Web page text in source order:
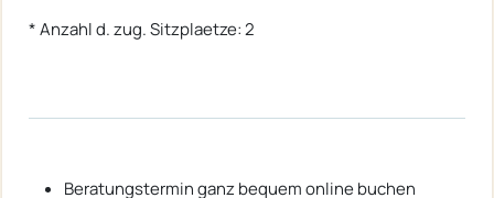
* Anzahl d. zug. Sitzplaetze: 2
Beratungstermin ganz bequem online buchen